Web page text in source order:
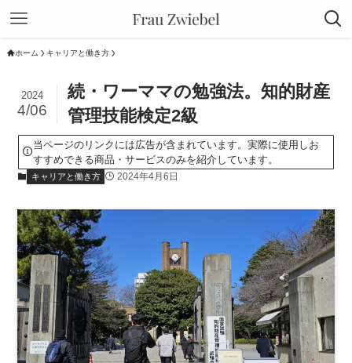
ホーム キャリアと働き方
続・ワーママの勉強法。知的財産
管理技能検定2級
2024
4/06
当ページのリンクには広告が含まれています。実際に使用しお
すすめできる商品・サービスのみを紹介しています。
キャリアと働き方 2024年4月6日